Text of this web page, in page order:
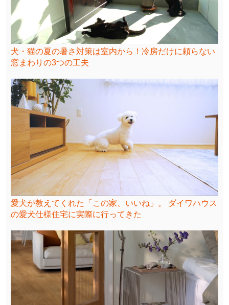
犬・猫の夏の暑さ対策は室内から！冷房だけに頼らない
窓まわりの3つの工夫
愛犬が教えてくれた「この家、いいね」。 ダイワハウス
の愛犬仕様住宅に実際に行ってきた